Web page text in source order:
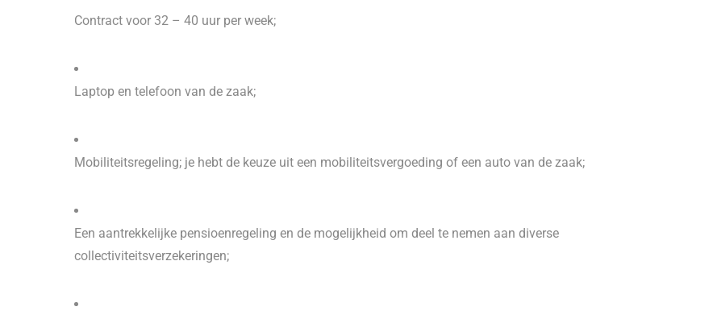
Contract voor 32 – 40 uur per week;
Laptop en telefoon van de zaak;
Mobiliteitsregeling; je hebt de keuze uit een mobiliteitsvergoeding of een auto van de zaak;
Een aantrekkelijke pensioenregeling en de mogelijkheid om deel te nemen aan diverse
collectiviteitsverzekeringen;